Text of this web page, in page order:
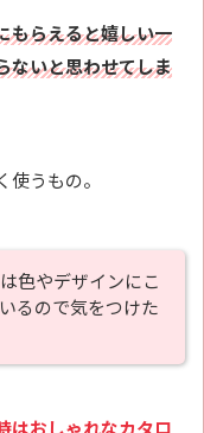
もらえると嬉しい一
ないと思わせてしま
うもの。
色やデザインにこ
るので気をつけた
はおしゃれなカタロ